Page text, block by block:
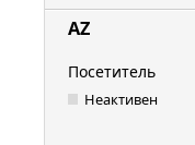
AZ
Посетитель
Неактивен